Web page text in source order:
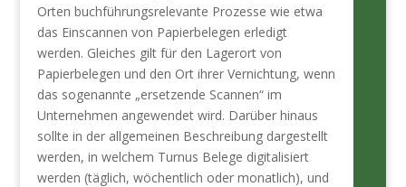
Orten buchführungsrelevante Prozesse wie etwa
das Einscannen von Papierbelegen erledigt
werden. Gleiches gilt für den Lagerort von
Papierbelegen und den Ort ihrer Vernichtung, wenn
das sogenannte „ersetzende Scannen“ im
Unternehmen angewendet wird. Darüber hinaus
sollte in der allgemeinen Beschreibung dargestellt
werden, in welchem Turnus Belege digitalisiert
werden (täglich, wöchentlich oder monatlich), und